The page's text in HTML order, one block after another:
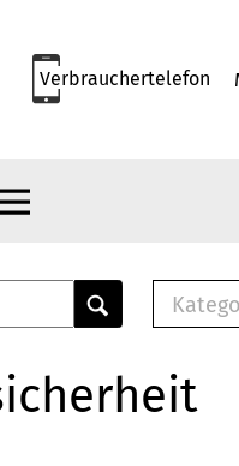
Verbrauchertelefon